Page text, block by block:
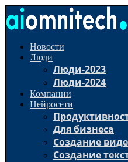
Новости
Люди
Люди-2023
Люди-2024
Компании
Нейросети
Для бизнеса
Создание
Создание